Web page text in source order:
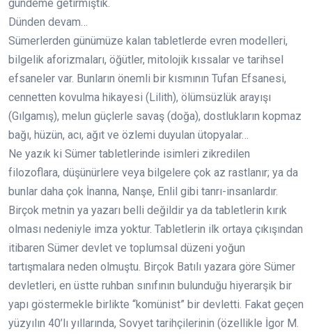
gündeme getirmiştik.
Dünden devam…
Sümerlerden günümüze kalan tabletlerde evren modelleri,
bilgelik aforizmaları, öğütler, mitolojik kıssalar ve tarihsel
efsaneler var. Bunların önemli bir kısmının Tufan Efsanesi,
cennetten kovulma hikayesi (Lilith), ölümsüzlük arayışı
(Gılgamış), melun güçlerle savaş (doğa), dostlukların kopmaz
bağı, hüzün, acı, ağıt ve özlemi duyulan ütopyalar…
Ne yazık ki Sümer tabletlerinde isimleri zikredilen
filozoflara, düşünürlere veya bilgelere çok az rastlanır; ya da
bunlar daha çok İnanna, Nanşe, Enlil gibi tanrı-insanlardır.
Birçok metnin ya yazarı belli değildir ya da tabletlerin kırık
olması nedeniyle imza yoktur. Tabletlerin ilk ortaya çıkışından
itibaren Sümer devlet ve toplumsal düzeni yoğun
tartışmalara neden olmuştu. Birçok Batılı yazara göre Sümer
devletleri, en üstte ruhban sınıfının bulunduğu hiyerarşik bir
yapı göstermekle birlikte “komünist” bir devletti. Fakat geçen
yüzyılın 40’lı yıllarında, Sovyet tarihçilerinin (özellikle İgor M.